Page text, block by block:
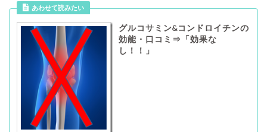
あわせて読みたい
グルコサミン&コンドロイチンの
効能・口コミ⇒「効果な
し！！」